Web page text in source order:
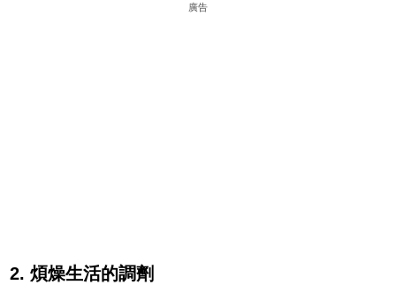
廣告
2. 煩燥生活的調劑